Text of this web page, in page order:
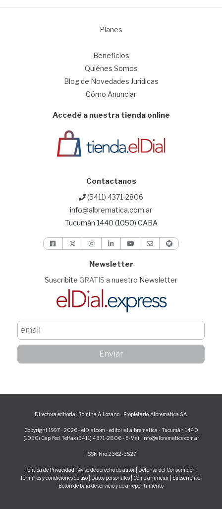
Planes
Beneficios
Quiénes Somos
Blog de Novedades Jurídicas
Cómo Anunciar
Accedé a nuestra tienda online
Contactanos
(5411) 4371-2806
info@albrematica.com.ar
Tucumán 1440 (1050) CABA
Newsletter
Suscribite GRATIS a nuestro Newsletter
Directora editorial: Romina A. Lozano - Propietario: Albrematica S.A.
Copyright 1997 - 2026 - elDial.com - editorial albrematica - Tucumán 1440
(1050) Cap. Fed. Telfax (5411) 4371-2806 - E-Mail: info@albrematica.com.ar
ISSN Nro. 2362-3527
Política de Privacidad Aviso de derecho de autor Defensa del Consumidor
Términos y condiciones de uso| Datos personales| Cómo anunciar| Subscribirse
Botón de baja de servicio y de arrepentimiento